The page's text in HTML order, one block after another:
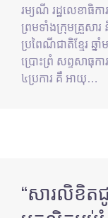
រម្យណី រដ្ឋលេខាធិ
ព្រមទាំងក្រុមគ្រួសា
ប្រពៃណីជាតិខ្មែរ ឆ្
ប្រោះព្រំ សព្ទសាធុ
៤ប្រការ គឺ អាយុ…
“សារលិខិត